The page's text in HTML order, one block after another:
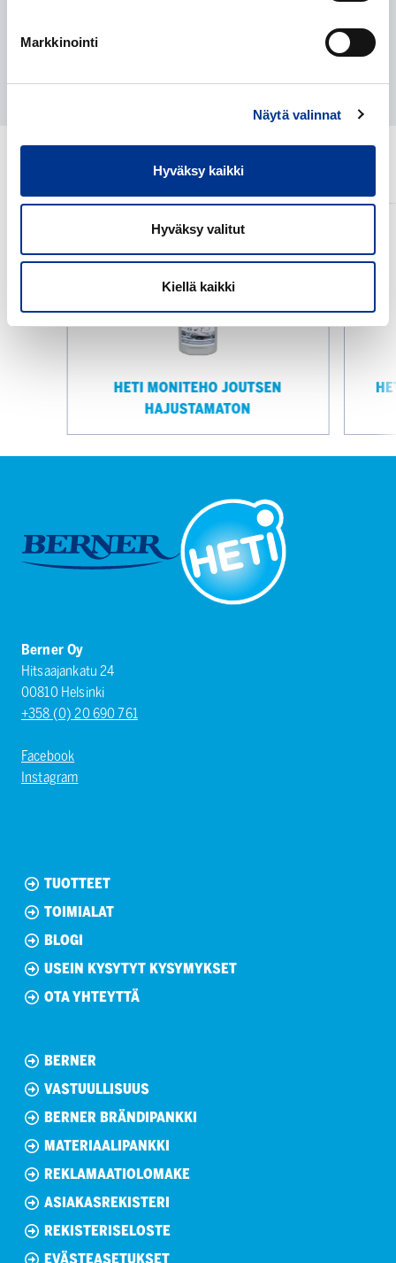
Markkinointi
Näytä valinnat
Hyväksy kaikki
Hyväksy valitut
Kiellä kaikki
LIITTYVÄT TUOTTEET
JOUTSEN
HETI MONITEHO JOUTSEN
HAJUSTAMATON
Spray
Berner Oy
Hitsaajankatu 24
00810 Helsinki
+358 (0) 20 690 761
Facebook
Instagram
TUOTTEET
TOIMIALAT
BLOGI
USEIN KYSYTYT KYSYMYKSET
OTA YHTEYTTÄ
BERNER
VASTUULLISUUS
BERNER BRÄNDIPANKKI
MATERIAALIPANKKI
REKLAMAATIOLOMAKE
ASIAKASREKISTERI
REKISTERISELOSTE
EVÄSTEASETUKSET